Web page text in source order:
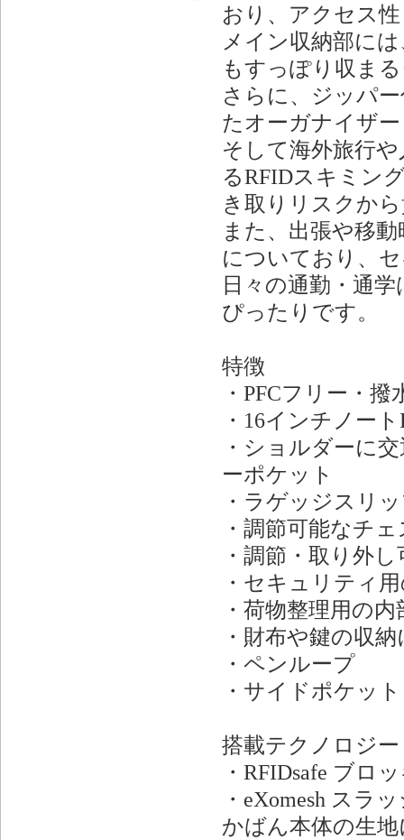
おり、アクセス
メイン収納部に
もすっぽり収ま
さらに、ジッパ
たオーガナイザ
そして海外旅行
るRFIDスキミン
き取りリスクか
また、出張や移
についており、
日々の通勤・通
ぴったりです。
特徴
・PFCフリー・
・16インチノー
・ショルダーに
ーポケット
・ラゲッジスリ
・調節可能なチ
・調節・取り外
・セキュリティ
・荷物整理用の
・財布や鍵の収
・ペンループ
・サイドポケット
搭載テクノロジー
・RFIDsafe ブロ
・eXomesh スラ
かばん本体の生